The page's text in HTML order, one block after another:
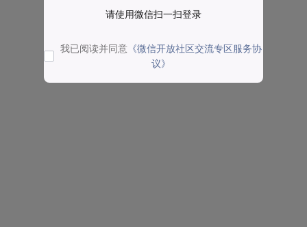
请使用微信扫一扫登录
我已阅读并同意 《微信开放社区交流专区服务协
议》